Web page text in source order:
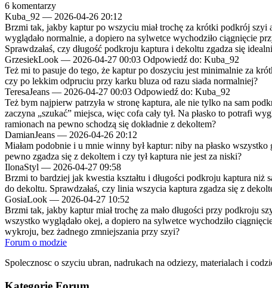
6 komentarzy
Kuba_92 — 2026-04-26 20:12
Brzmi tak, jakby kaptur po wszyciu miał trochę za krótki podkrój szyi
wyglądało normalnie, a dopiero na sylwetce wychodziło ciągnięcie
Sprawdzałaś, czy długość podkroju kaptura i dekoltu zgadza się
GrzesiekLook — 2026-04-27 00:03 Odpowiedź do: Kuba_92
Też mi to pasuje do tego, że kaptur po doszyciu jest minimalnie za
czy po lekkim odpruciu przy karku bluza od razu siada normalniej?
TeresaJeans — 2026-04-27 00:03 Odpowiedź do: Kuba_92
Też bym najpierw patrzyła w stronę kaptura, ale nie tylko na sam
zaczyna „szukać” miejsca, więc cofa cały tył. Na płasko to potrafi
ramionach na pewno schodzą się dokładnie z dekoltem?
DamianJeans — 2026-04-26 20:12
Miałam podobnie i u mnie winny był kaptur: niby na płasko wszystko
pewno zgadza się z dekoltem i czy tył kaptura nie jest za niski?
IlonaStyl — 2026-04-27 09:58
Brzmi to bardziej jak kwestia kształtu i długości podkroju kaptura niż
do dekoltu. Sprawdzałaś, czy linia wszycia kaptura zgadza się z
GosiaLook — 2026-04-27 10:52
Brzmi tak, jakby kaptur miał trochę za mało długości przy podkroju
wszystko wyglądało okej, a dopiero na sylwetce wychodziło
wykroju, bez żadnego zmniejszania przy szyi?
Forum o modzie
Spolecznosc o szyciu ubran, nadrukach na odziezy, materialach i